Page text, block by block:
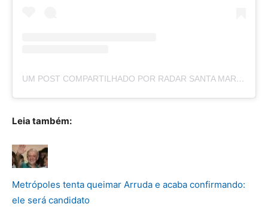
UM POST COMPARTILHADO POR RADAR SANTA MARIA & GAMA (@RADARSANTAMARIAEGAMA)
Leia também:
Metrópoles tenta queimar Arruda e acaba confirmando:
ele será candidato